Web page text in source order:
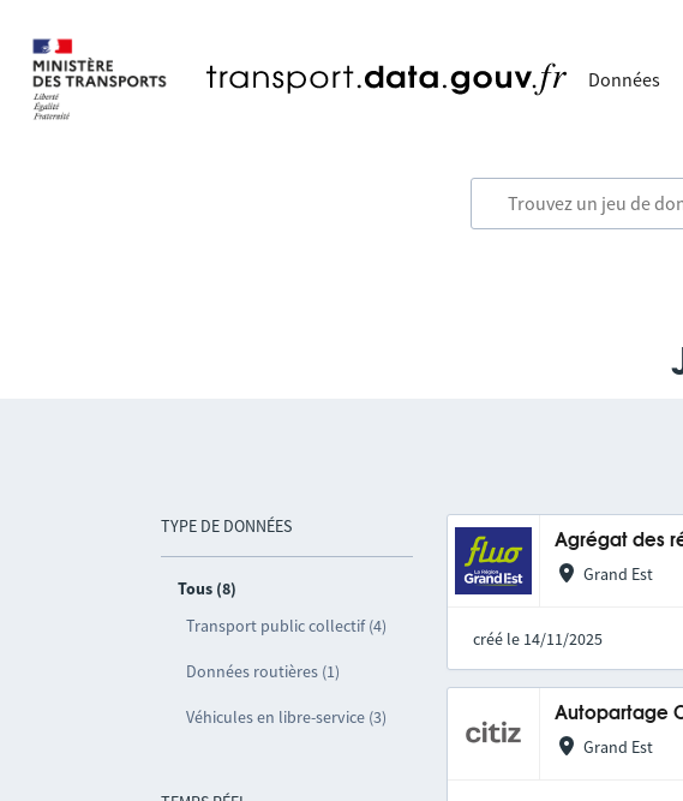
Données
TYPE DE DONNÉES
Tous (8)
Transport public collectif (4)
Données routières (1)
Véhicules en libre-service (3)
Agrégat des
Grand Est
créé le 14/11/2025
Autopartage
Grand Est